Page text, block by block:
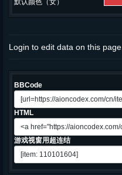
默认颜色（女）
Login to edit data on this page.
BBCode
HTML
游戏视窗用超连结